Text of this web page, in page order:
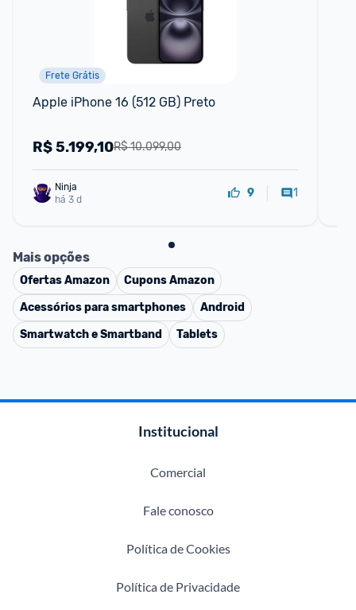
Frete Grátis
Apple iPhone 16 (512 GB) Preto
R$ 10.099,00
R$5.199,10
há 3 d
9 1
Mais opções
OfertasAmazon CuponsAmazon
Acessórios para smartphones
Android
Smartwatch e Smartband
Tablets
Institucional
Comercial
Fale conosco
Política de Cookies
Política de Privacidade